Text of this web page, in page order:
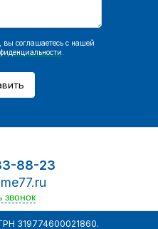
соглашаетесь с нашей
88-23
звонок
319774600021860.